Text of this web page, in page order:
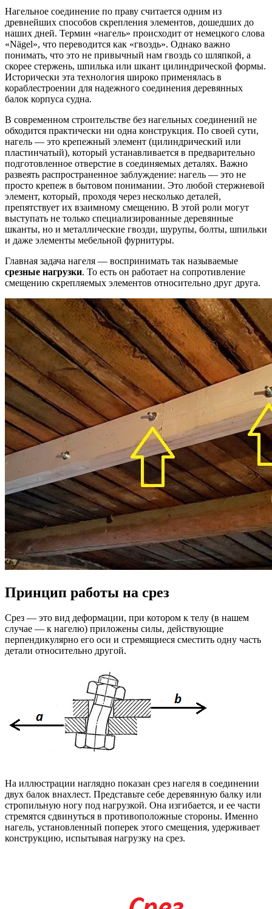
Нагельное соединение по праву считается одним из
древнейших способов скрепления элементов, дошедших до
наших дней. Термин «нагель» происходит от немецкого слова
«Nägel», что переводится как «гвоздь». Однако важно
понимать, что это не привычный нам гвоздь со шляпкой, а
скорее стержень, шпилька или шкант цилиндрической формы.
Исторически эта технология широко применялась в
кораблестроении для надежного соединения деревянных
балок корпуса судна.
В современном строительстве без нагельных соединений не
обходится практически ни одна конструкция. По своей сути,
нагель — это крепежный элемент (цилиндрический или
пластинчатый), который устанавливается в предварительно
подготовленное отверстие в соединяемых деталях. Важно
развеять распространенное заблуждение: нагель — это не
просто крепеж в бытовом понимании. Это любой стержневой
элемент, который, проходя через несколько деталей,
препятствует их взаимному смещению. В этой роли могут
выступать не только специализированные деревянные
шканты, но и металлические гвозди, шурупы, болты, шпильки
и даже элементы мебельной фурнитуры.
Главная задача нагеля — воспринимать так называемые
срезные нагрузки. То есть он работает на сопротивление
смещению скрепляемых элементов относительно друг друга.
Принцип работы на срез
Срез — это вид деформации, при котором к телу (в нашем
случае — к нагелю) приложены силы, действующие
перпендикулярно его оси и стремящиеся сместить одну часть
детали относительно другой.
На иллюстрации наглядно показан срез нагеля в соединении
двух балок внахлест. Представьте себе деревянную балку или
стропильную ногу под нагрузкой. Она изгибается, и ее части
стремятся сдвинуться в противоположные стороны. Именно
нагель, установленный поперек этого смещения, удерживает
конструкцию, испытывая нагрузку на срез.